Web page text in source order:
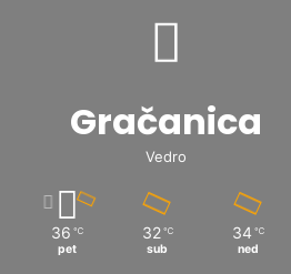
Gračanica
Vedro
36 ℃
pet
32 ℃
sub
34 ℃
ned